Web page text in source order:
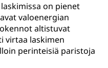
on pienet
valoenergian
altistuvat
virtaa laskimen
perinteisiä paristoja